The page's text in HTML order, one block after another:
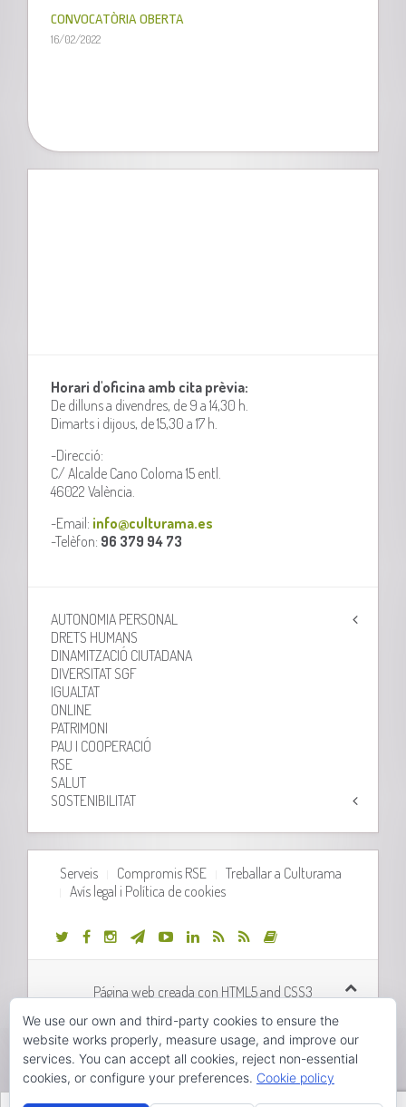
CONVOCATÒRIA OBERTA
16/02/2022
Horari d'oficina amb cita prèvia:
De dilluns a divendres, de 9 a 14,30 h.
Dimarts i dijous, de 15,30 a 17 h.
-Direcció:
C/ Alcalde Cano Coloma 15 entl.
46022 València.
-Email: info@culturama.es
-Telèfon: 96 379 94 73
AUTONOMIA PERSONAL
DRETS HUMANS
DINAMITZACIÓ CIUTADANA
DIVERSITAT SGF
IGUALTAT
ONLINE
PATRIMONI
PAU I COOPERACIÓ
RSE
SALUT
SOSTENIBILITAT
Serveis Compromis RSE
Treballar a Culturama
Avís legal i Política de cookies
Página web creada con HTML5 and CSS3
Desarrollo web realizado porOrix Systems
We use our own and third-party cookies to ensure the
website works properly, measure usage, and improve our
services. You can accept all cookies, reject non-essential
cookies, or configure your preferences. Cookie policy